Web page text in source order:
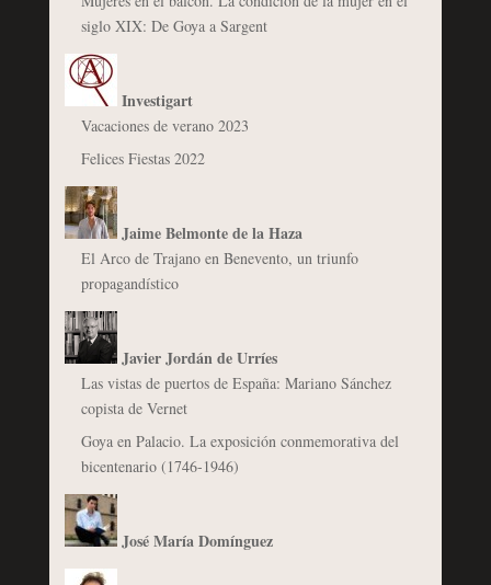
siglo XIX: De Goya a Sargent
Investigart
Vacaciones de verano 2023
Felices Fiestas 2022
Jaime Belmonte de la Haza
El Arco de Trajano en Benevento, un triunfo
propagandístico
Javier Jordán de Urríes
Las vistas de puertos de España: Mariano Sánchez
copista de Vernet
Goya en Palacio. La exposición conmemorativa del
bicentenario (1746-1946)
José María Domínguez